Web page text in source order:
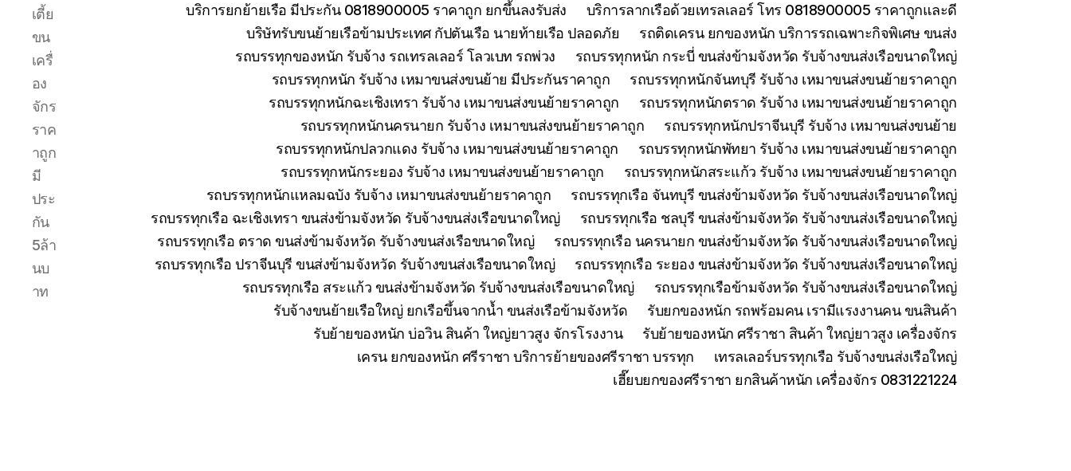
เตี้ย
ขน
เครื่
อง
จักร
ราค
าถูก
มี
ประ
กัน
5ล้า
นบ
าท
บริการยกย้ายเรือ มีประกัน 0818900005 ราคาถูก ยกขึ้นลงรับส่ง
บริการลากเรือด้วยเทรลเลอร์ โทร 0818900005 ราคาถูกและดี
บริษัทรับขนย้ายเรือข้ามประเทศ กัปตันเรือ นายท้ายเรือ ปลอดภัย
รถติดเครน ยกของหนัก บริการรถเฉพาะกิจพิเศษ ขนส่ง
รถบรรทุกของหนัก รับจ้าง รถเทรลเลอร์ โลวเบท รถพ่วง
รถบรรทุกหนัก กระบี่ ขนส่งข้ามจังหวัด รับจ้างขนส่งเรือขนาดใหญ่
รถบรรทุกหนัก รับจ้าง เหมาขนส่งขนย้าย มีประกันราคาถูก
รถบรรทุกหนักจันทบุรี รับจ้าง เหมาขนส่งขนย้ายราคาถูก
รถบรรทุกหนักฉะเชิงเทรา รับจ้าง เหมาขนส่งขนย้ายราคาถูก
รถบรรทุกหนักตราด รับจ้าง เหมาขนส่งขนย้ายราคาถูก
รถบรรทุกหนักนครนายก รับจ้าง เหมาขนส่งขนย้ายราคาถูก
รถบรรทุกหนักปราจีนบุรี รับจ้าง เหมาขนส่งขนย้าย
รถบรรทุกหนักปลวกแดง รับจ้าง เหมาขนส่งขนย้ายราคาถูก
รถบรรทุกหนักพัทยา รับจ้าง เหมาขนส่งขนย้ายราคาถูก
รถบรรทุกหนักระยอง รับจ้าง เหมาขนส่งขนย้ายราคาถูก
รถบรรทุกหนักสระแก้ว รับจ้าง เหมาขนส่งขนย้ายราคาถูก
รถบรรทุกหนักแหลมฉบัง รับจ้าง เหมาขนส่งขนย้ายราคาถูก
รถบรรทุกเรือ จันทบุรี ขนส่งข้ามจังหวัด รับจ้างขนส่งเรือขนาดใหญ่
รถบรรทุกเรือ ฉะเชิงเทรา ขนส่งข้ามจังหวัด รับจ้างขนส่งเรือขนาดใหญ่
รถบรรทุกเรือ ชลบุรี ขนส่งข้ามจังหวัด รับจ้างขนส่งเรือขนาดใหญ่
รถบรรทุกเรือ ตราด ขนส่งข้ามจังหวัด รับจ้างขนส่งเรือขนาดใหญ่
รถบรรทุกเรือ นครนายก ขนส่งข้ามจังหวัด รับจ้างขนส่งเรือขนาดใหญ่
รถบรรทุกเรือ ปราจีนบุรี ขนส่งข้ามจังหวัด รับจ้างขนส่งเรือขนาดใหญ่
รถบรรทุกเรือ ระยอง ขนส่งข้ามจังหวัด รับจ้างขนส่งเรือขนาดใหญ่
รถบรรทุกเรือ สระแก้ว ขนส่งข้ามจังหวัด รับจ้างขนส่งเรือขนาดใหญ่
รถบรรทุกเรือข้ามจังหวัด รับจ้างขนส่งเรือขนาดใหญ่
รับจ้างขนย้ายเรือใหญ่ ยกเรือขึ้นจากน้ำ ขนส่งเรือข้ามจังหวัด
รับยกของหนัก รถพร้อมคน เรามีแรงงานคน ขนสินค้า
รับย้ายของหนัก บ่อวิน สินค้า ใหญ่ยาวสูง จักรโรงงาน
รับย้ายของหนัก ศรีราชา สินค้า ใหญ่ยาวสูง เครื่องจักร
เครน ยกของหนัก ศรีราชา บริการย้ายของศรีราชา บรรทุก
เทรลเลอร์บรรทุกเรือ รับจ้างขนส่งเรือใหญ่
เฮี๊ยบยกของศรีราชา ยกสินค้าหนัก เครื่องจักร 0831221224